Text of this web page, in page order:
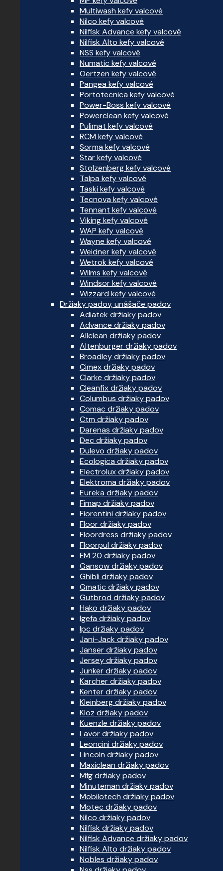
Multiwash kefy valcové
Nilco kefy valcové
Nilfisk Advance kefy valcové
Nilfisk Alto kefy valcové
NSS kefy valcové
Numatic kefy valcové
Oertzen kefy valcové
Pangea kefy valcové
Portotecnica kefy valcové
Power-Boss kefy valcové
Powerclean kefy valcové
Pulimat kefy valcové
RCM kefy valcové
Sorma kefy valcové
Star kefy valcové
Stolzenberg kefy valcové
Talpa kefy valcové
Taski kefy valcové
Tecnova kefy valcové
Tennant kefy valcové
Viking kefy valcové
WAP kefy valcové
Wayne kefy valcové
Weidner kefy valcové
Wetrok kefy valcové
Wilms kefy valcové
Windsor kefy valcové
Wizzard kefy valcové
Držiaky padov, unášače padov
Adiatek držiaky padov
Advance držiaky padov
Allclean držiaky padov
Altenburger držiaky padov
Broadley držiaky padov
Cimex držiaky padov
Clarke držiaky padov
Cleanfix držiaky padov
Columbus držiaky padov
Comac držiaky padov
Ctm držiaky padov
Darenas držiaky padov
Dec držiaky padov
Dulevo držiaky padov
Ecologica držiaky padov
Electrolux držiaky padov
Elektroma držiaky padov
Eureka držiaky padov
Fimap držiaky padov
Fiorentini držiaky padov
Floor držiaky padov
Floordress držiaky padov
Floorpul držiaky padov
FM 20 držiaky padov
Gansow držiaky padov
Ghibli držiaky padov
Gmatic držiaky padov
Gutbrod držiaky padov
Hako držiaky padov
Igefa držiaky padov
Ipc držiaky padov
Jani-Jack držiaky padov
Janser držiaky padov
Jersey držiaky padov
Junker držiaky padov
Karcher držiaky padov
Kenter držiaky padov
Kleinberg držiaky padov
Kloz držiaky padov
Kuenzle držiaky padov
Lavor držiaky padov
Leoncini držiaky padov
Lincoln držiaky padov
Maxiclean držiaky padov
Mfg držiaky padov
Minuteman držiaky padov
Mobilotech držiaky padov
Motec držiaky padov
Nilco držiaky padov
Nilfisk držiaky padov
Nilfisk Advance držiaky padov
Nilfisk Alto držiaky padov
Nobles držiaky padov